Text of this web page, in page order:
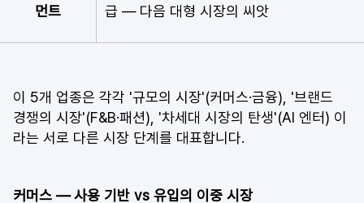
먼트
급 — 다음 대형 시장의 씨앗
이 5개 업종은 각각 '규모의 시장'(커머스·금융), '브랜드
경쟁의 시장'(F&B·패션), '차세대 시장의 탄생'(AI 엔터) 이
라는 서로 다른 시장 단계를 대표합니다.
커머스 — 사용 기반 vs 유입의 이중 시장